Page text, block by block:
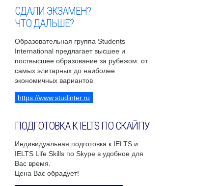
СДАЛИ ЭКЗАМЕН?
ЧТО ДАЛЬШЕ?
Образовательная группа Students
International предлагает высшее и
поствысшее образование за рубежом: от
самых элитарных до наиболее
экономичных вариантов
https://www.studinter.ru
ПОДГОТОВКА К IELTS ПО СКАЙПУ
Индивидуальная подготовка к IELTS и
IELTS Life Skills по Skype в удобное для
Вас время.
Цена Вас обрадует!